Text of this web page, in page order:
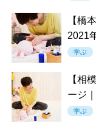
【橋
2021
学ぶ
【相
ージ
学ぶ